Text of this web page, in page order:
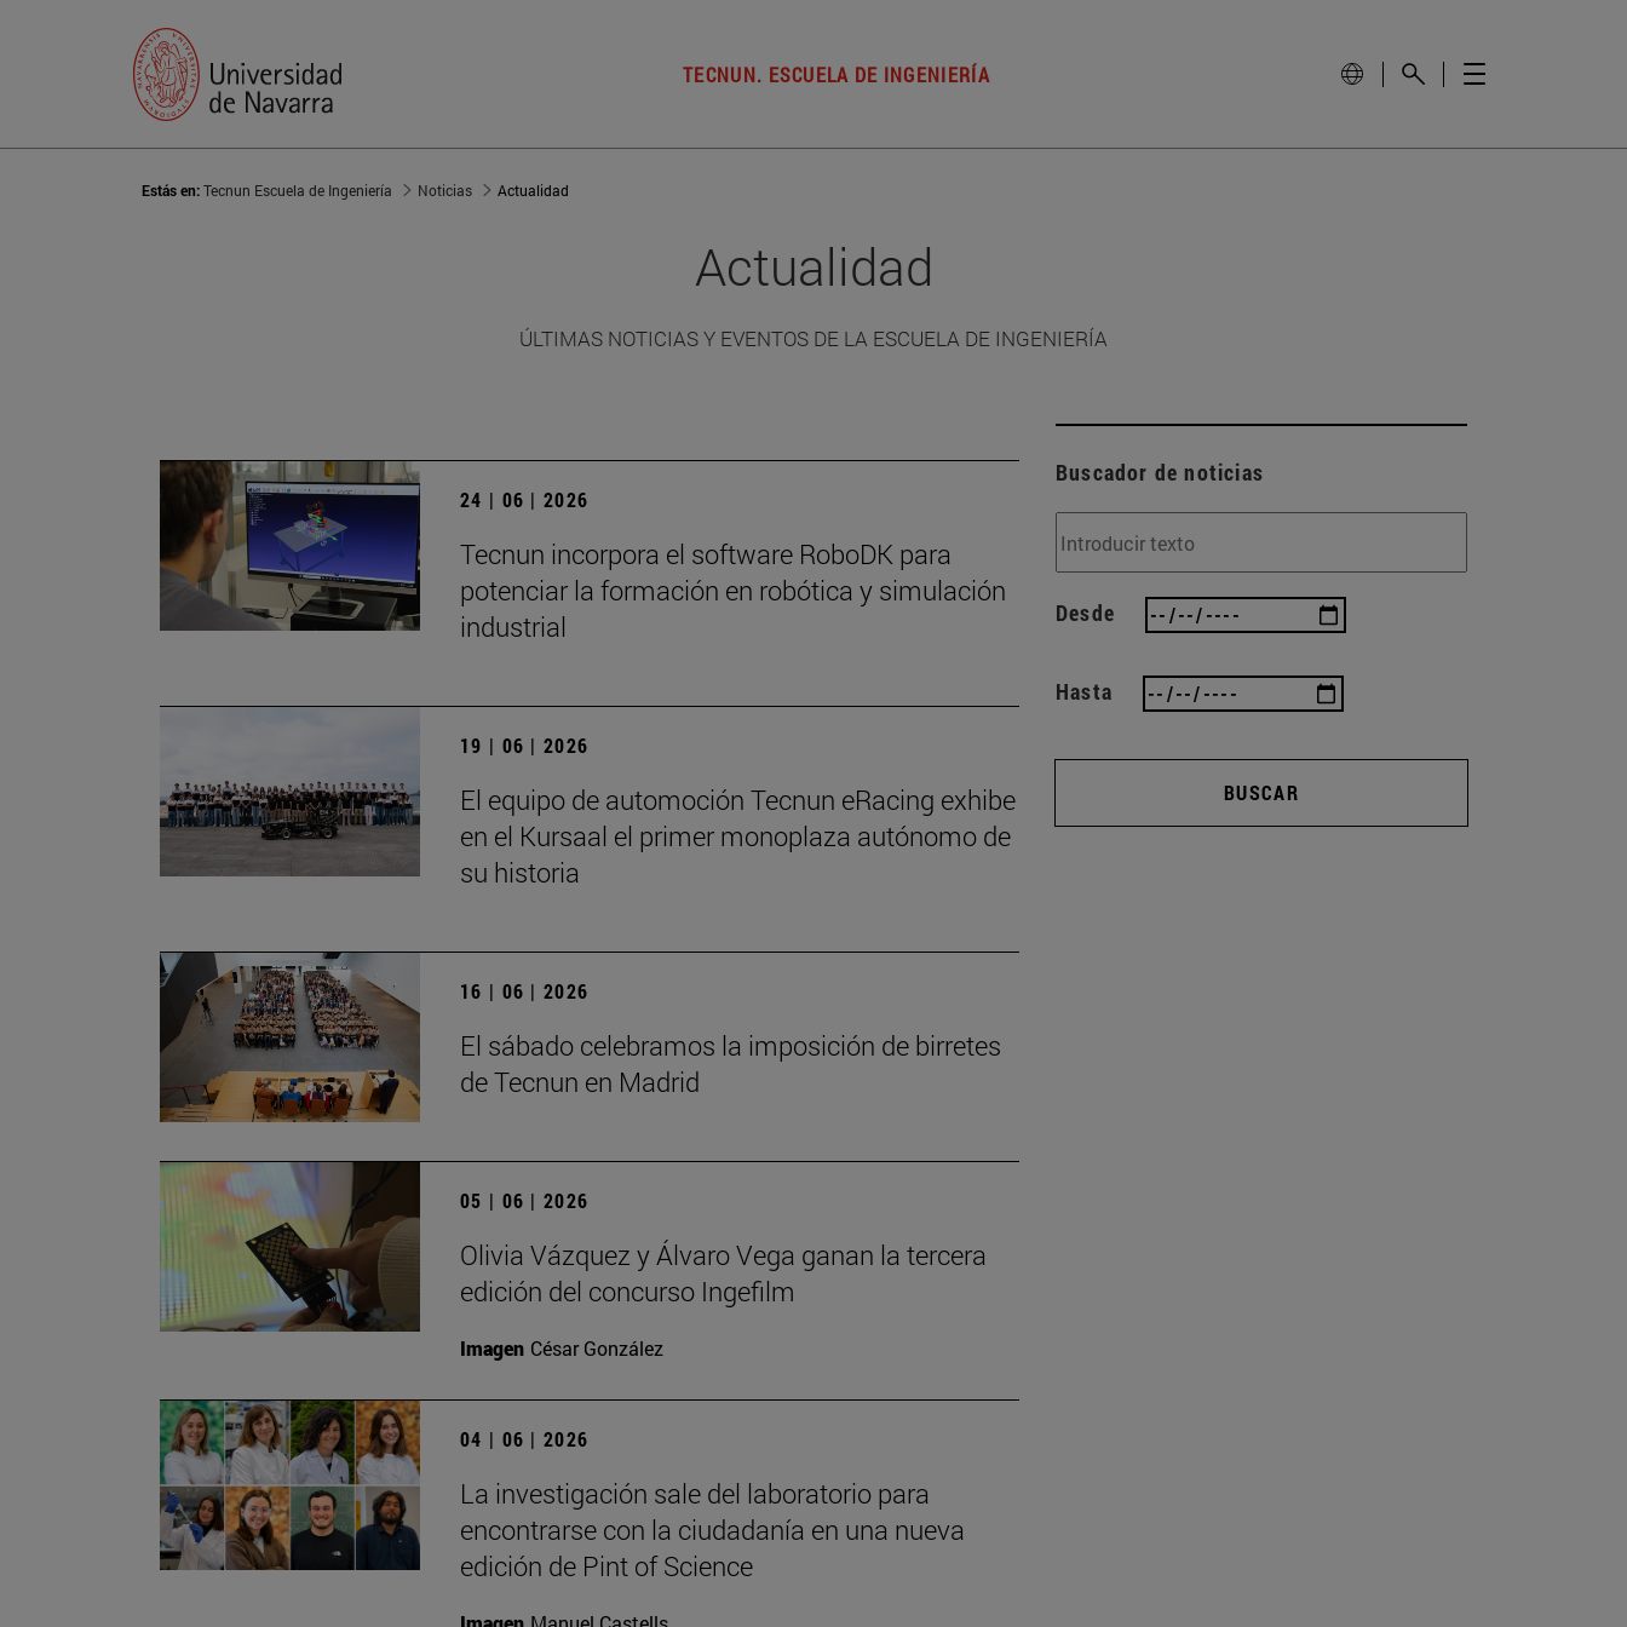
TECNUN. ESCUELA DE INGENIERÍA
Estás en:Tecnun Escuela de Ingeniería Noticias Actualidad
Actualidad
ÚLTIMAS NOTICIAS Y EVENTOS DE LA ESCUELA DE INGENIERÍA
24 | 06 | 2026
Tecnun incorpora el software RoboDK para
potenciar la formación en robótica y simulación
industrial
19 | 06 | 2026
El equipo de automoción Tecnun eRacing exhibe
en el Kursaal el primer monoplaza autónomo de
su historia
16 | 06 | 2026
El sábado celebramos la imposición de birretes
de Tecnun en Madrid
05 | 06 | 2026
Olivia Vázquez y Álvaro Vega ganan la tercera
edición del concurso Ingefilm
Imagen César González
04 | 06 | 2026
La investigación sale del laboratorio para
encontrarse con la ciudadanía en una nueva
edición de Pint of Science
Buscador de noticias
Desde
Hasta
BUSCAR